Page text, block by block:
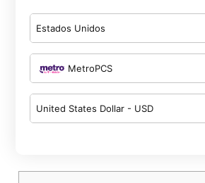
Estados Unidos
MetroPCS
United States Dollar - USD